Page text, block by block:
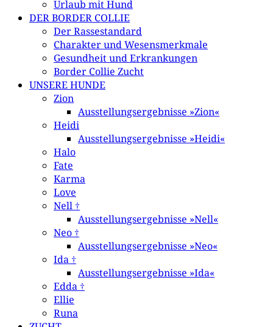
Urlaub mit Hund
DER BORDER COLLIE
Der Rassestandard
Charakter und Wesensmerkmale
Gesundheit und Erkrankungen
Border Collie Zucht
UNSERE HUNDE
Zion
Ausstellungsergebnisse »Zion«
Heidi
Ausstellungsergebnisse »Heidi«
Halo
Fate
Karma
Love
Nell †
Ausstellungsergebnisse »Nell«
Neo †
Ausstellungsergebnisse »Neo«
Ida †
Ausstellungsergebnisse »Ida«
Edda †
Ellie
Runa